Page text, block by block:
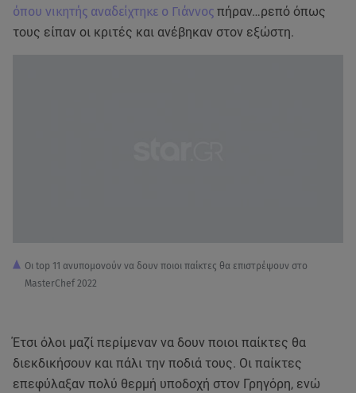
όπου νικητής αναδείχτηκε ο Γιάννος πήραν…ρεπό όπως
τους είπαν οι κριτές και ανέβηκαν στον εξώστη.
Οι top 11 ανυπομονούν να δουν ποιοι παίκτες θα επιστρέψουν στο
MasterChef 2022
Έτσι όλοι μαζί περίμεναν να δουν ποιοι παίκτες θα
διεκδικήσουν και πάλι την ποδιά τους. Οι παίκτες
επεφύλαξαν πολύ θερμή υποδοχή στον Γρηγόρη, ενώ